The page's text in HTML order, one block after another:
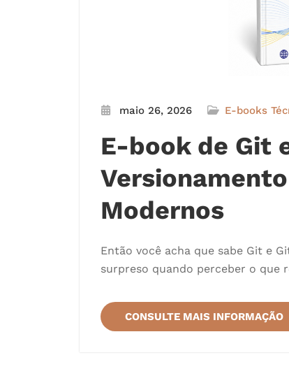
maio 26, 2026 E-books
E-book de Git
Modernos
Então você acha que sabe Git e
surpreso quando perceber o que
CONSULTE MAIS INFORMAÇÃO